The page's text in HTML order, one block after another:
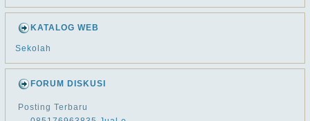
KATALOG WEB
Sekolah
FORUM DISKUSI
Posting Terbaru